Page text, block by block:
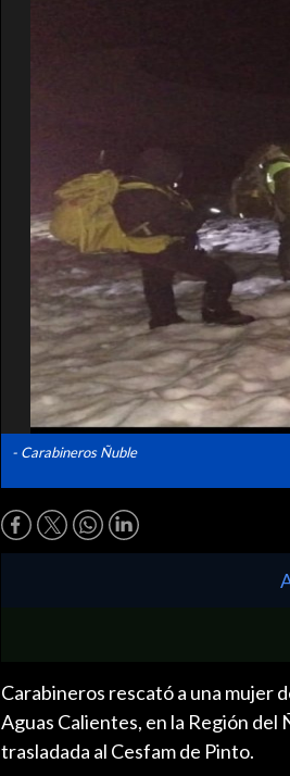
- Carabineros Ñuble
Carabineros rescató a una mujer
Aguas Calientes, en la Región
trasladada al Cesfam de Pinto.